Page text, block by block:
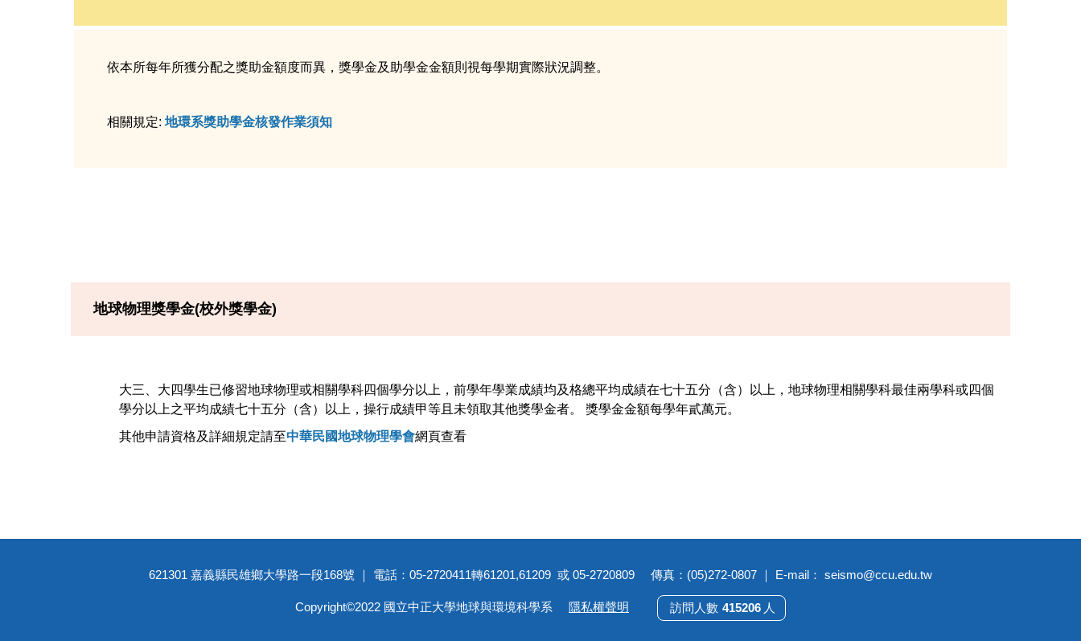
依本所每年所獲分配之獎助金額度而異，獎學金及助學金金額則視每學期實際狀況調整。
相關規定: 地環系獎助學金核發作業須知
地球物理獎學金(校外獎學金)
大三、大四學生已修習地球物理或相關學科四個學分以上，前學年學業成績均及格總平均成績在七十五分（含）以上，地球物理相關學科最佳兩學科或四個
學分以上之平均成績七十五分（含）以上，操行成績甲等且未領取其他獎學金者。 獎學金金額每學年貳萬元。
其他申請資格及詳細規定請至中華民國地球物理學會網頁查看
621301 嘉義縣民雄鄉大學路一段168號 ｜ 電話：05-2720411轉61201,61209 或 05-2720809 傳真：(05)272-0807 ｜ E-mail： seismo@ccu.edu.tw
Copyright©2022 國立中正大學地球與環境科學系 隱私權聲明 415206